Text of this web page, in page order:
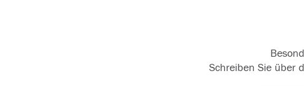
Schreiben Sie über